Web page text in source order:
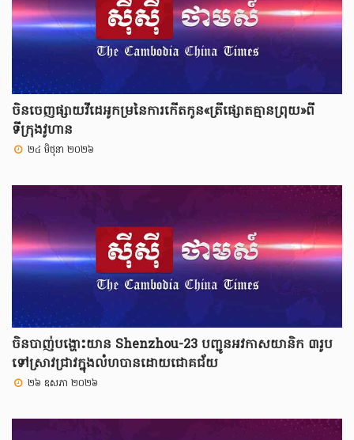
ចិនចេញផ្សាយវីដេអូកម្រនៃការកើតកូន«ត្រីផ្សោតគ្មានព្រុយ»ពី
ទីក្រុងវូហាន
២៤ មិថុនា ២០២៦
ចិនបាញ់បង្ហោះយាន Shenzhou-23 បញ្ជូនអវកាសយានិក ៣រូប
ទៅស្រាវជ្រាវក្នុងលំហបានដោយជោគជ័យ
២៦ ឧសភា ២០២៦